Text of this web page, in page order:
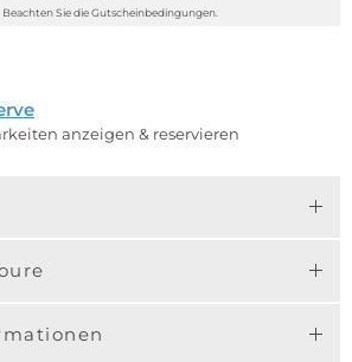
Beachten Sie die Gutscheinbedingungen.
anzeigen & reservieren